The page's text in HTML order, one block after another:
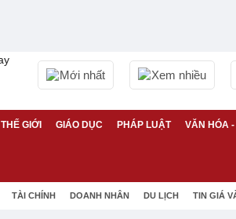
Mới nhất Xem nhiều
THẾ GIỚI GIÁO DỤC PHÁP LUẬT VĂN HÓA -
TÀI CHÍNH DOANH NHÂN DU LỊCH TIN GIÁ